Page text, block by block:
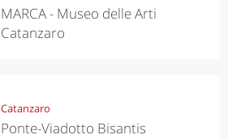
MARCA - Museo delle Arti
Catanzaro
Catanzaro
Ponte-Viadotto Bisantis